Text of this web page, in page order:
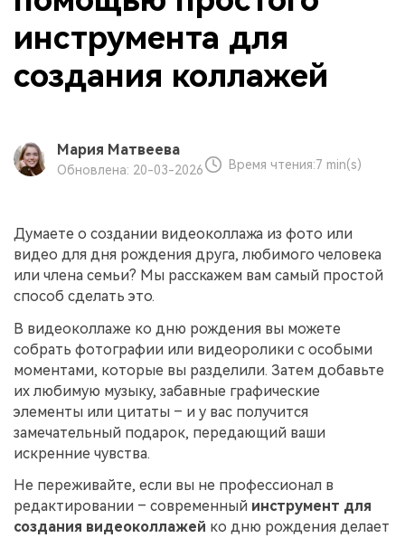
инструмента для
создания коллажей
Мария Матвеева
Обновлена: 20-03-2026 Время чтения:7 min(s)
Думаете о создании видеоколлажа из фото или
видео для дня рождения друга, любимого человека
или члена семьи? Мы расскажем вам самый простой
способ сделать это.
В видеоколлаже ко дню рождения вы можете
собрать фотографии или видеоролики с особыми
моментами, которые вы разделили. Затем добавьте
их любимую музыку, забавные графические
элементы или цитаты – и у вас получится
замечательный подарок, передающий ваши
искренние чувства.
Не переживайте, если вы не профессионал в
редактировании – современный инструмент для
создания видеоколлажей ко дню рождения делает